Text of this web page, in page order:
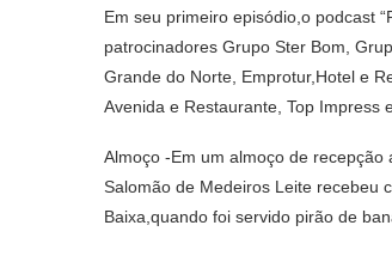
Em seu primeiro episódio,o podcast
patrocinadores Grupo Ster Bom,
Grande do Norte, Emprotur,Hotel e
Avenida e Restaurante, Top Impress
Almoço -Em um almoço de recepção
Salomão de Medeiros Leite recebeu
Baixa,quando foi servido pirão de